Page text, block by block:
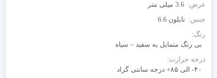
عرض: 3.6 میلی متر
جنس: نایلون 6.6
رنگ:
بی رنگ متمایل به سفید – سیاه
درجه حرارت:
۴۰- الی ۸۵+ درجه سانتی گراد